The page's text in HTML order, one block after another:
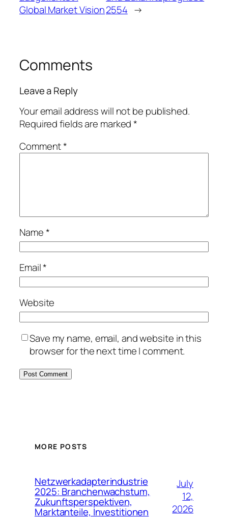
Global Market Vision2554 →
Comments
Leave a Reply
Your email address will not be published.
Required fields are marked*
Comment*
Name*
Email*
Website
Save my name, email, and website in this
browser for the next time I comment.
MORE POSTS
Netzwerkadapterindustrie
2025: Branchenwachstum,
Zukunftsperspektiven,
Marktanteile, Investitionen
July
12,
2026